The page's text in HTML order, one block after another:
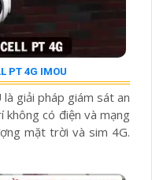
PT 4G IMOU
giải pháp giám sát an
có điện và mạng
mặt trời và sim 4G.